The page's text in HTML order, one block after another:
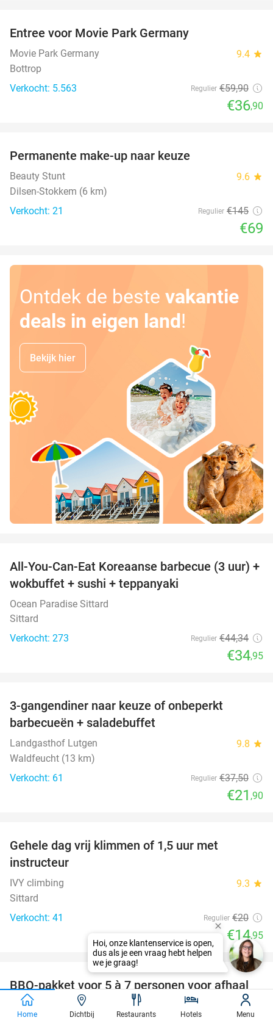
Entree voor Movie Park Germany
Movie Park Germany 9.4 star
Bottrop
Verkocht: 5.563
Regulier €59,90
€36,90
Permanente make-up naar keuze
Beauty Stunt 9.6 star
Dilsen-Stokkem (6 km)
Verkocht: 21
Regulier €145
€69
Ontdek de beste vakantie
deals in eigen land!
Bekijk hier
21%
All-You-Can-Eat Koreaanse barbecue (3 uur) +
wokbuffet + sushi + teppanyaki
Ocean Paradise Sittard
Sittard
Verkocht: 273
Regulier €44,34
€34,95
3-gangendiner naar keuze of onbeperkt
barbecueën + saladebuffet
Landgasthof Lutgen 9.8 star
Waldfeucht (13 km)
Verkocht: 61
Regulier €37,50
€21 ,90
Gehele dag vrij klimmen of 1,5 uur met
instructeur
IVY climbing 9.3 star
Sittard
Verkocht: 41
Regulier €20
€14,95
35%
favorite_border
BBQ-pakket voor 5 à 7 personen voor afhaal
bij de slagerij
Home Dichtbij Restaurants Hotels Menu